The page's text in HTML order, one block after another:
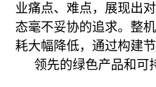
业痛点、难点，展现出
态毫不妥协的追求。整
耗大幅降低，通过构建
领先的绿色产品和可